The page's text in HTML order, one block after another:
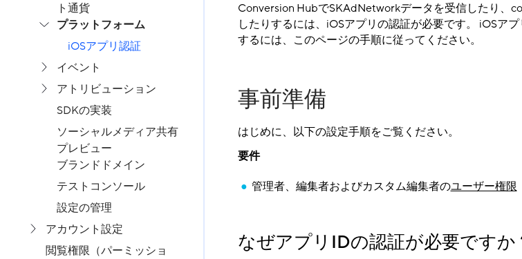
ト通貨
プラットフォーム
iOSアプリ認証
イベント
アトリビューション
SDKの実装
ソーシャルメディア共有
プレビュー
ブランドドメイン
テストコンソール
設定の管理
アカウント設定
閲覧権限（パーミッショ
Conversion HubでSKAdNetworkデータを受信したり、
したりするには、iOSアプリの認証が必要です。 iOSア
するには、このページの手順に従ってください。
事前準備
はじめに、以下の設定手順をご覧ください。
要件
管理者、編集者およびカスタム編集者のユーザー権限
なぜアプリIDの認証が必要ですか